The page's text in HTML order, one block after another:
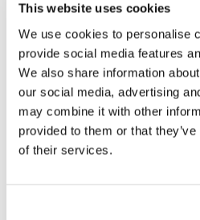
This website uses cookies
We use cookies to personalise
provide social media features
We also share information
our social media, advertising
may combine it with other
provided to them or that
of their services.
interactiva puede
herramienta de
Su dirección de correo
campos obligatorios están